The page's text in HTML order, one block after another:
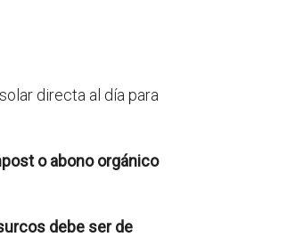
directa al día para
o abono orgánico
debe ser de